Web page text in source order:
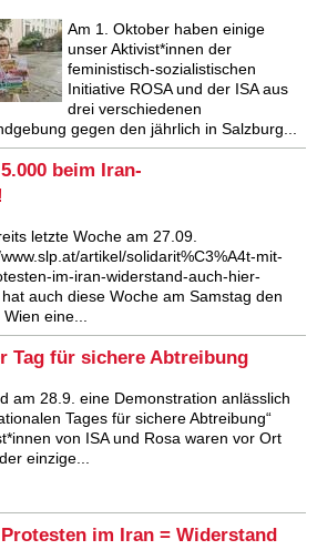
Am 1. Oktober haben einige
unser Aktivist*innen der
feministisch-sozialistischen
Initiative ROSA und der ISA aus
drei verschiedenen
gegen den jährlich in Salzburg...
beim Iran-
letzte Woche am 27.09.
artikel/solidarit%C3%A4t-mit-
im-iran-widerstand-auch-hier-
auch diese Woche am Samstag den
eine...
Tag für sichere Abtreibung
am 28.9. eine Demonstration anlässlich
Tages für sichere Abtreibung“
von ISA und Rosa waren vor Ort
einzige...
im Iran = Widerstand